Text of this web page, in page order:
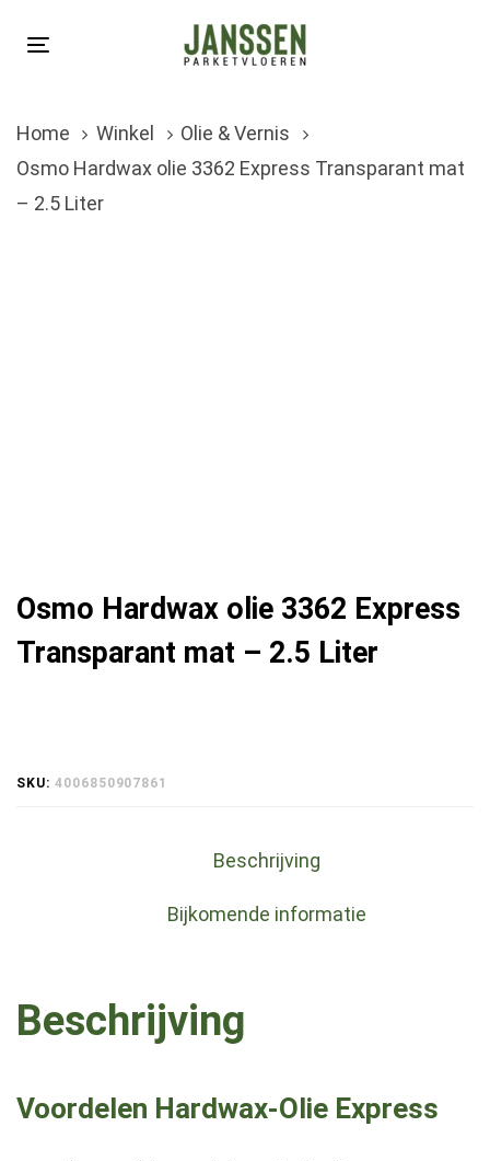
links
navigation
Skip
Toggle
Home
Winkel
Olie & Vernis
Osmo Hardwax olie 3362 Express Transparant mat
– 2.5 Liter
Osmo Hardwax olie 3362 Express
Transparant mat – 2.5 Liter
SKU: 4006850907861
Beschrijving
Bijkomende informatie
Beschrijving
Voordelen Hardwax-Olie Express